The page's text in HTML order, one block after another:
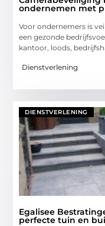
ondernemen met
Voor ondernemers is
een gezonde
kantoor, loods,
Dienstverlening
DIENSTVERLENING
Egalisee
perfecte tuin en